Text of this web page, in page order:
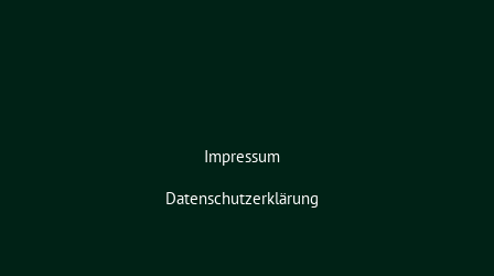
Impressum
Datenschutzerklärung